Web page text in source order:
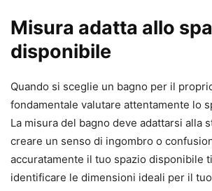
Misura adatta allo
disponibile
Quando si sceglie un bagno per il
fondamentale valutare attentamente lo
La misura del bagno deve adattarsi alla
creare un senso di ingombro o
accuratamente il tuo spazio disponibile
identificare le dimensioni ideali per il